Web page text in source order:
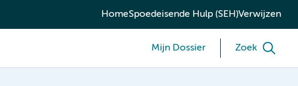
HomeSpoedeisende Hulp (SEH)Verwijzen
Mijn Dossier Zoek